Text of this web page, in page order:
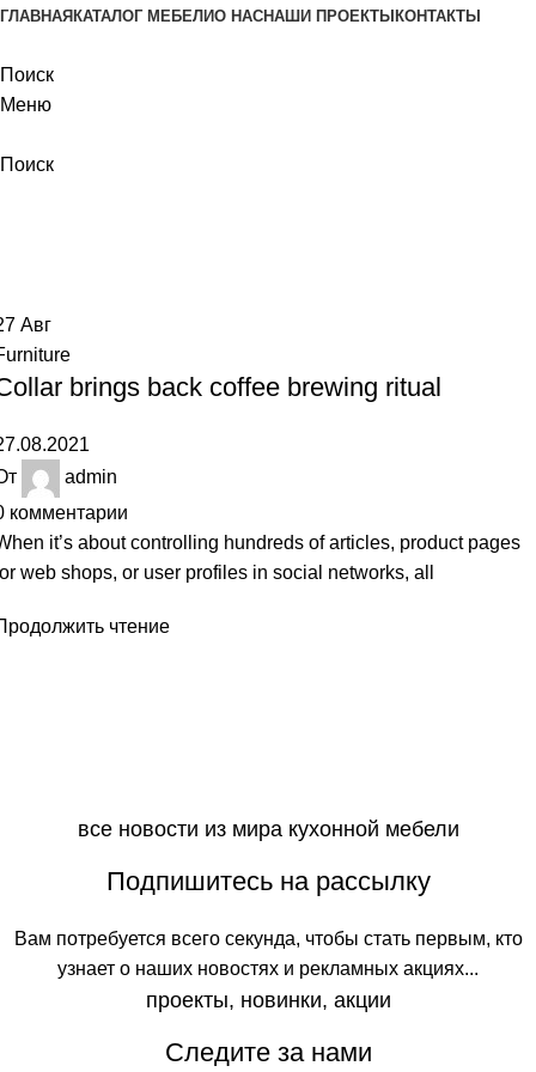
ГЛАВНАЯ КАТАЛОГ МЕБЕЛИО НАСНАШИ ПРОЕКТЫ КОНТАКТЫ
Поиск
Меню
Поиск
Авг
brings back coffee brewing ritual
admin
комментарии
it’s about controlling hundreds of articles, product pages
web shops, or user profiles in social networks, all
чтение
все новости из мира кухонной мебели
Подпишитесь на рассылку
Вам потребуется всего секунда, чтобы стать первым, кто
узнает о наших новостях и рекламных акциях...
проекты, новинки, акции
Следите за нами